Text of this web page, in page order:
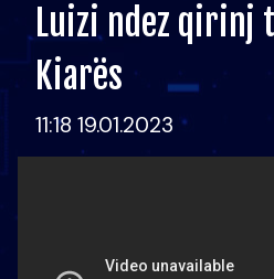
Luizi ndez qirinj
Kiarës
11:18 19.01.2023